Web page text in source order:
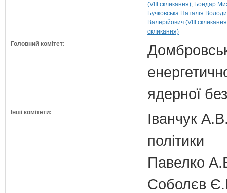
(VIII скликання) Бондар
Бучковська Наталія
Валерійович (VIII
скликання)
Головний комітет:
ядерної
Інші комітети:
Іванчук
політики
Павелко
Соболєв